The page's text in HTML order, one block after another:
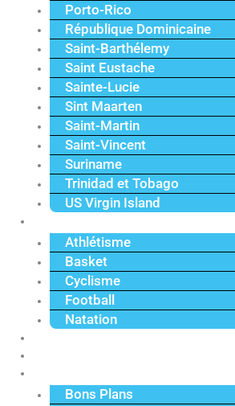
Porto-Rico
République Dominicaine
Saint-Barthélemy
Saint Eustache
Sainte-Lucie
Sint Maarten
Saint-Martin
Saint-Vincent
Suriname
Trinidad et Tobago
US Virgin Island
Athlétisme
Basket
Cyclisme
Football
Natation
Bons Plans